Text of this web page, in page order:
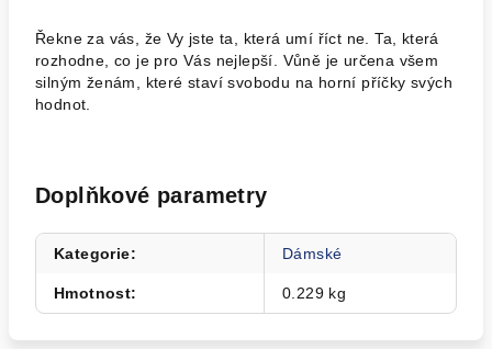
Řekne za vás, že Vy jste ta, která umí říct ne. Ta, která
rozhodne, co je pro Vás nejlepší. Vůně je určena všem
silným ženám, které staví svobodu na horní příčky svých
hodnot.
Doplňkové parametry
Kategorie: Dámské
Hmotnost: 0.229 kg